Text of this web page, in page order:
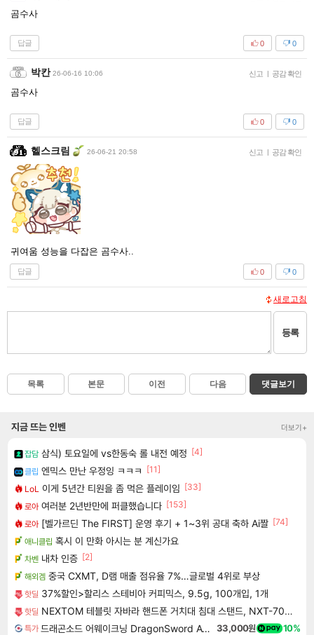
곰수사
답글 0
0
박칸 26-06-16 10:06 신고 | 공감 확인
곰수사
답글 0
0
헬스크림 26-06-21 20:58 신고 | 공감 확인
귀여움 성능을 다잡은 곰수사..
답글 0
0
새로고침
등록
목록 본문 이전 다음 댓글보기
지금 뜨는 인벤 더보기+
잡담 삼식) 토요일에 vs한동숙 롤 내전 예정 [4]
클립 엔믹스 만난 우정잉 ㅋㅋㅋ
[11]
LoL 이게 5년간 티원을 좀 먹은 플레이임 [33]
로아 여러분 2년반만에 퍼클했습니다 [153]
로아 [벨가르딘 The FIRST] 운영 후기 + 1~3위 공대 축하 Ai짤 [74]
애니클립 혹시 이 만화 아시는 분 계신가요
차벤 내차 인증 [2]
해외겜 중국 CXMT, D램 매출 점유율 7%…글로벌 4위로 부상
핫딜 37%할인>할리스 스테비아 커피믹스, 9.5g, 100개입, 1개
핫딜 NEXTOM 테블릿 자바라 핸드폰 거치대 침대 스탠드, NXT-700, 화이트, 1개
특가 드래곤소드 어웨이크닝 DragonSword Awakening 33,000원 10%